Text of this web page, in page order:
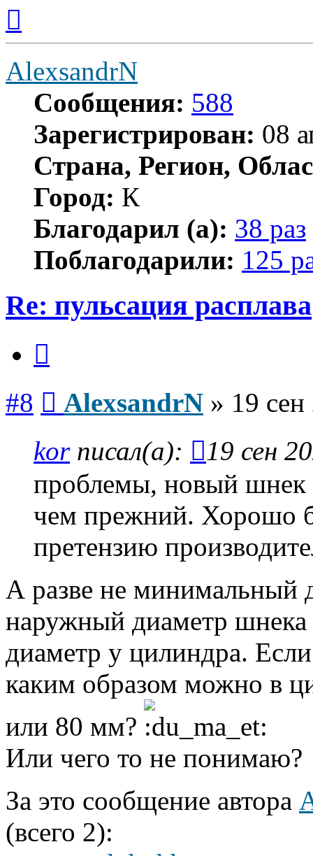
началу
AlexsandrN
Сообщения: 588
Зарегистрирован: 08
Страна, Регион,
Город: К
Благодарил (а): 38 раз
Поблагодарили: 125
Re: пульсация расплава
#8 AlexsandrN » 19
korписал(а):
19 сен
проблемы, новый шнек
чем прежний. Хорошо
претензию
А разве не минимальный
наружный диаметр
диаметр у цилиндра.
каким образом можно в
или 80 мм?
Или чего то не понимаю?
За это сообщение автора
(всего 2):